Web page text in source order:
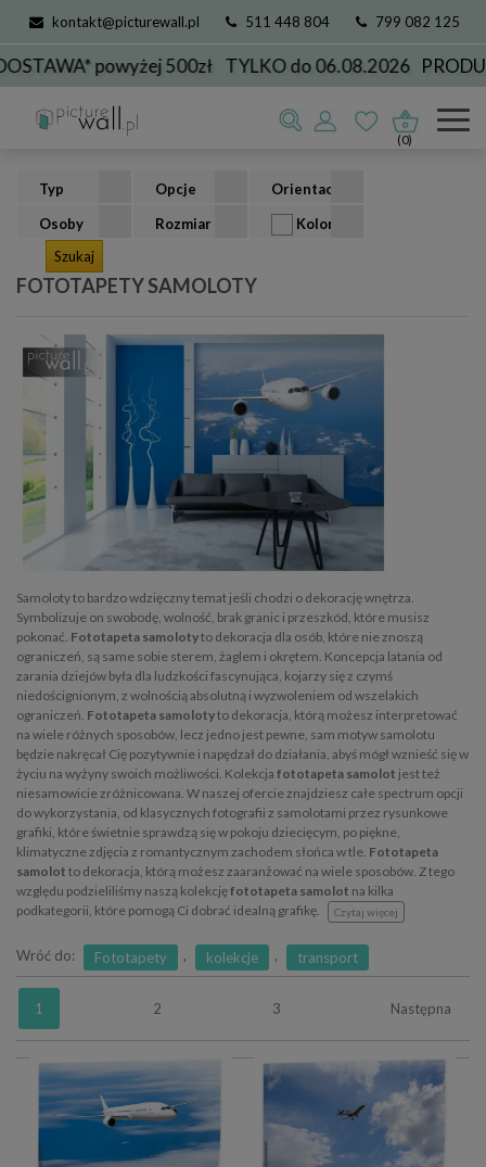
kontakt@picturewall.pl 511 448 804 799 082 125
powyżej 500zł TYLKO do 06.08.2026
(0)
Fototapety samoloty
Typ Opcje
Orientacja
Osoby
Rozmiar Kolor
FOTOTAPETY SAMOLOTY
Samoloty to bardzo wdzięczny temat jeśli chodzi o dekorację wnętrza.
Symbolizuje on swobodę, wolność, brak granic i przeszkód, które musisz
pokonać. Fototapeta samolotyto dekoracja dla osób, które nie znoszą
ograniczeń, są same sobie sterem, żaglem i okrętem. Koncepcja latania od
zarania dziejów była dla ludzkości fascynująca, kojarzy się z czymś
niedoścignionym, z wolnością absolutną i wyzwoleniem od wszelakich
ograniczeń. Fototapeta samolotyto dekoracja, którą możesz interpretować
na wiele różnych sposobów, lecz jedno jest pewne, sam motyw samolotu
będzie nakręcał Cię pozytywnie i napędzał do działania, abyś mógł wznieść się w
życiu na wyżyny swoich możliwości. Kolekcja fototapeta samolot jest też
niesamowicie zróżnicowana. W naszej ofercie znajdziesz całe spectrum opcji
do wykorzystania, od klasycznych fotografii z samolotami przez rysunkowe
grafiki, które świetnie sprawdzą się w pokoju dziecięcym, po piękne,
klimatyczne zdjęcia z romantycznym zachodem słońca w tle. Fototapeta
samolot to dekoracja, którą możesz zaaranżować na wiele sposobów. Z tego
względu podzieliliśmy naszą kolekcjęfototapeta samolot na kilka
podkategorii, które pomogą Ci dobrać idealną grafikę.
Czytaj więcej
Wróć do: Fototapety , kolekcje , transport
1 2 3 Następna